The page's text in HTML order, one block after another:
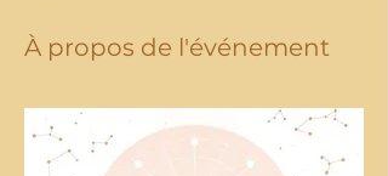
À propos de l'événement